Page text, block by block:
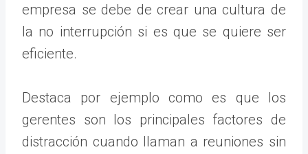
empresa se debe de crear una cultura de
la no interrupción si es que se quiere ser
eficiente.
Destaca por ejemplo como es que los
gerentes son los principales factores de
distracción cuando llaman a reuniones sin